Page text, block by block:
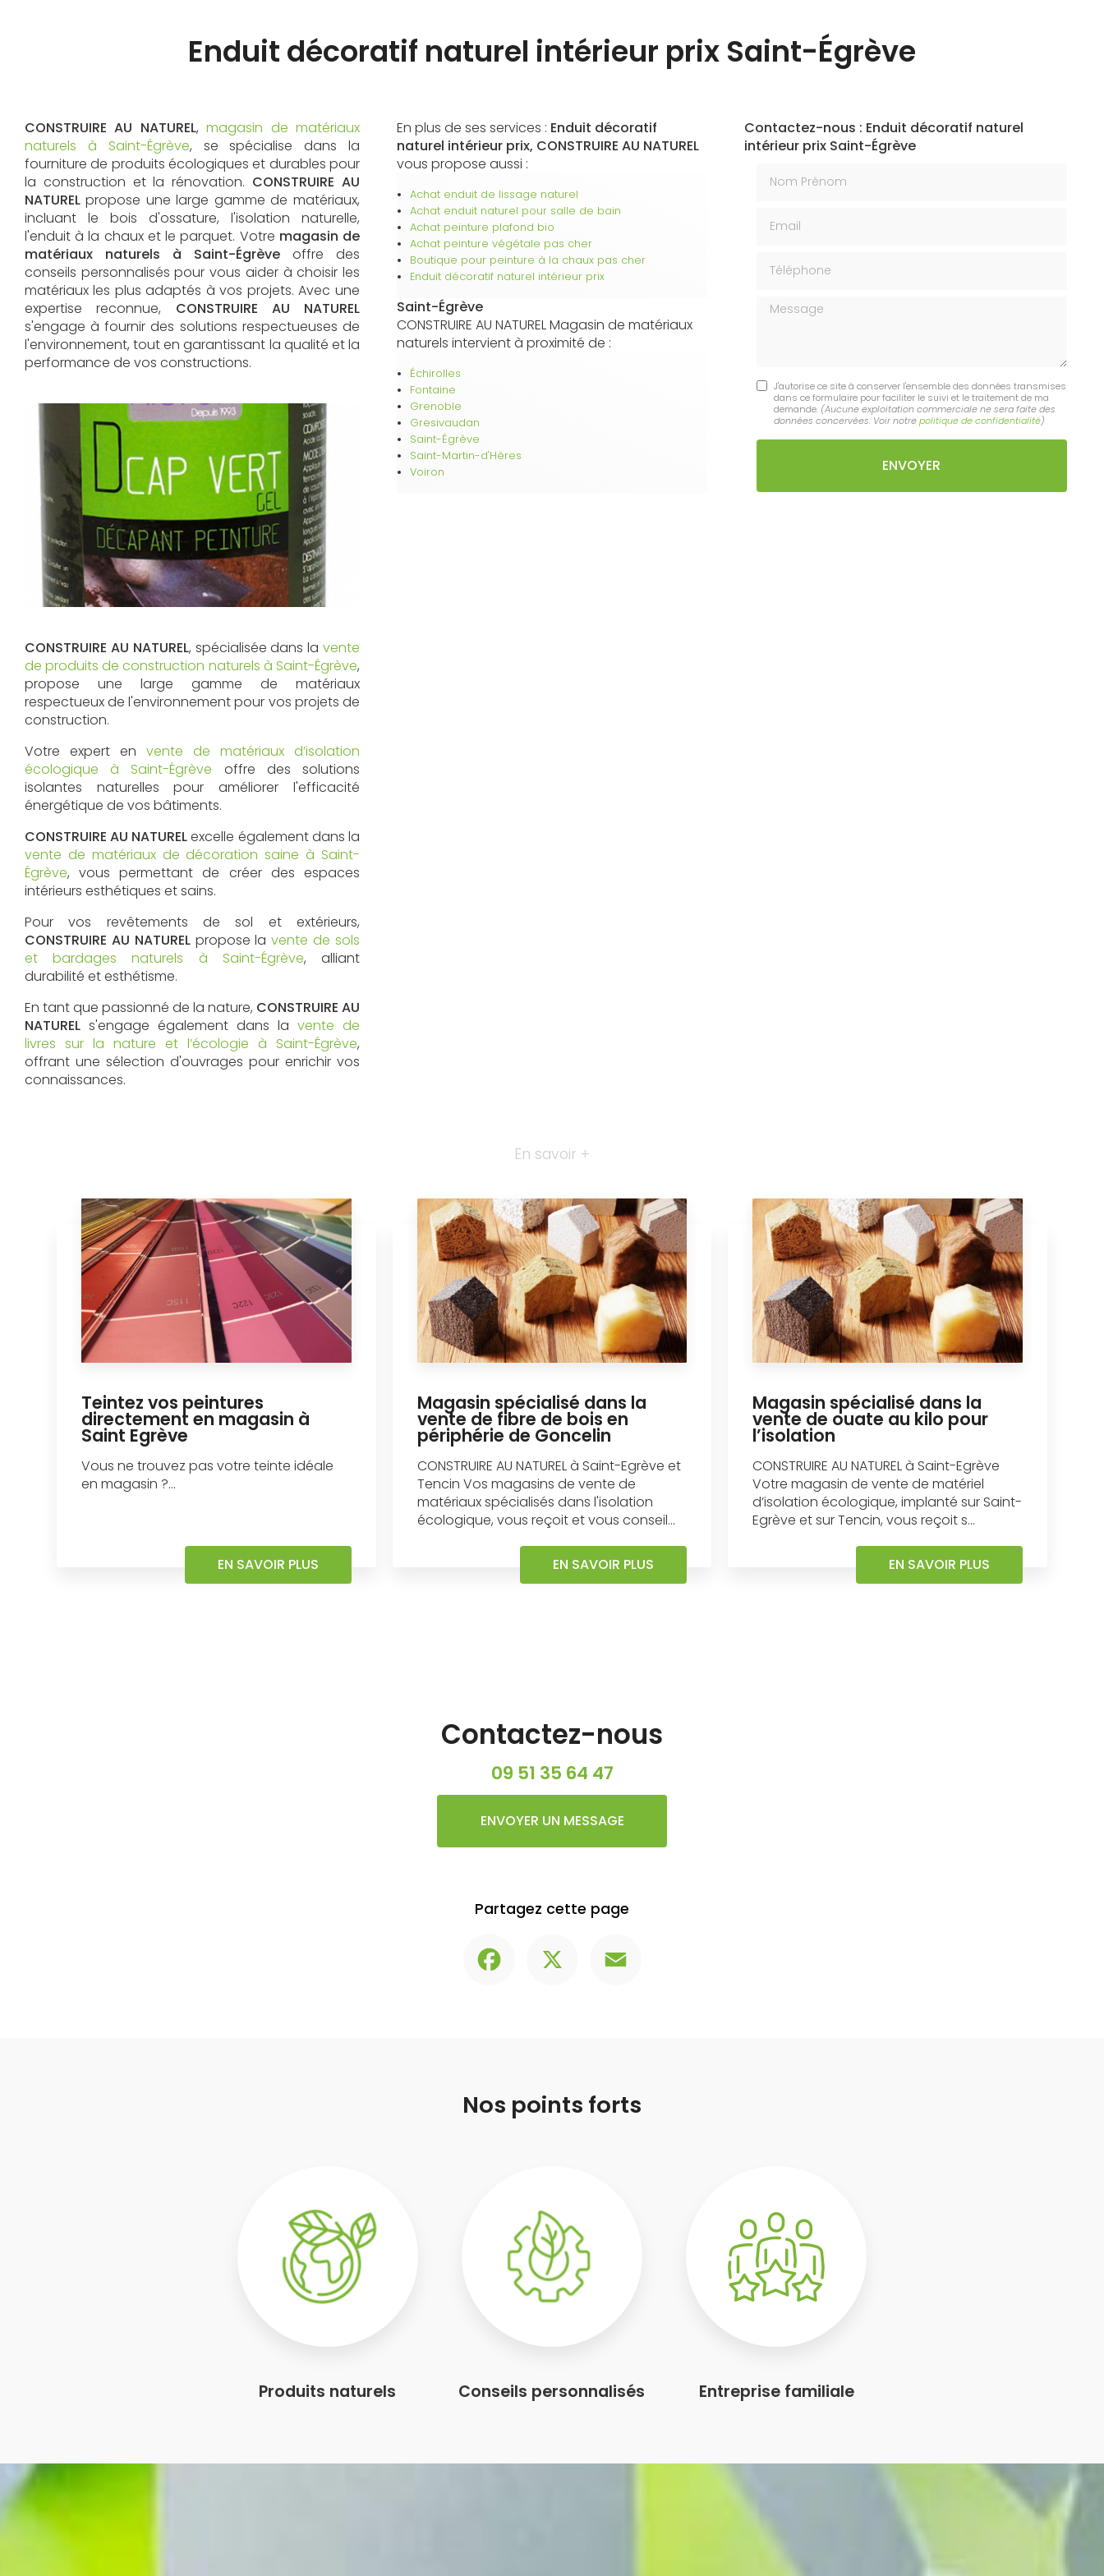
Enduit décoratif naturel intérieur prix Saint-Égrève
CONSTRUIRE AU NATUREL,magasin de matériaux
naturels à Saint-Égrève, se spécialise dans la
fourniture de produits écologiques et durables pour
la construction et la rénovation. CONSTRUIRE AU
NATUREL propose une large gamme de matériaux,
incluant le bois d'ossature, l'isolation naturelle,
l'enduit à la chaux et le parquet. Votre magasin de
matériaux naturels à Saint-Égrève offre des
conseils personnalisés pour vous aider à choisir les
matériaux les plus adaptés à vos projets. Avec une
expertise reconnue, CONSTRUIRE AU NATUREL
s'engage à fournir des solutions respectueuses de
l'environnement, tout en garantissant la qualité et la
performance de vos constructions.
CONSTRUIRE AU NATUREL, spécialisée dans la vente
de produits de construction naturels à Saint-Égrève,
propose une large gamme de matériaux
respectueux de l'environnement pour vos projets de
construction.
Votre expert en vente de matériaux d’isolation
écologique à Saint-Égrève offre des solutions
isolantes naturelles pour améliorer l'efficacité
énergétique de vos bâtiments.
CONSTRUIRE AU NATURELexcelle également dans la
vente de matériaux de décoration saine à Saint-
Égrève, vous permettant de créer des espaces
intérieurs esthétiques et sains.
Pour vos revêtements de sol et extérieurs,
CONSTRUIRE AU NATURELpropose lavente de sols
et bardages naturels à Saint-Égrève, alliant
durabilité et esthétisme.
En tant que passionné de la nature, CONSTRUIRE AU
NATUREL s'engage également dans la vente de
livres sur la nature et l’écologie à Saint-Égrève,
offrant une sélection d'ouvrages pour enrichir vos
connaissances.
En plus de ses services : Enduit décoratif
naturel intérieur prix, CONSTRUIRE AU NATUREL
vous propose aussi :
Achat enduit de lissage naturel
Achat enduit naturel pour salle de bain
Achat peinture plafond bio
Achat peinture végétale pas cher
Boutique pour peinture à la chaux pas cher
Enduit décoratif naturel intérieur prix
Saint-Égrève
CONSTRUIRE AU NATUREL Magasin de matériaux
naturels intervient à proximité de :
Échirolles
Fontaine
Grenoble
Gresivaudan
Saint-Égrève
Saint-Martin-d'Hères
Voiron
Contactez-nous : Enduit décoratif naturel
intérieur prix Saint-Égrève
Message
J'autorise ce site à conserver l'ensemble des données transmises
dans ce formulaire pour faciliter le suivi et le traitement de ma
demande. (Aucune exploitation commerciale ne sera faite des
données concervées. Voir notrepolitique de confidentialité)
En savoir +
Teintez vos peintures
directement en magasin à
Saint Egrève
Vous ne trouvez pas votre teinte idéale
en magasin ?...
EN SAVOIR PLUS
Magasin spécialisé dans la
vente de fibre de bois en
périphérie de Goncelin
CONSTRUIRE AU NATUREL à Saint-Egrève et
Tencin Vos magasins de vente de
matériaux spécialisés dans l'isolation
écologique, vous reçoit et vous conseil...
EN SAVOIR PLUS
Magasin spécialisé dans la
vente de ouate au kilo pour
l’isolation
CONSTRUIRE AU NATUREL à Saint-Egrève
Votre magasin de vente de matériel
d’isolation écologique, implanté sur Saint-
Egrève et sur Tencin, vous reçoit s...
EN SAVOIR PLUS
Contactez-nous
09 51 35 64 47
ENVOYER UN MESSAGE
Partagez cette page
Nos points forts
Produits naturels Conseils personnalisés Entreprise familiale